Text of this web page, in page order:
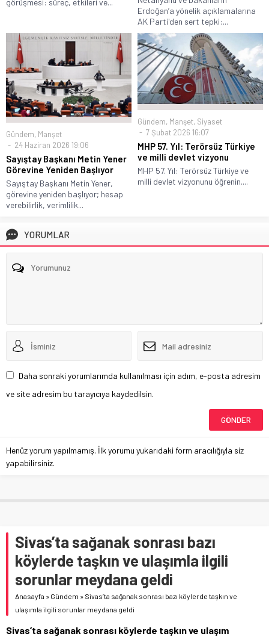
görüşmesi: süreç, etkileri ve...
Erdoğan’a yönelik açıklamalarına
AK Parti'den sert tepki:...
Gündem, Manşet
24 Haziran 2026 19:06
Sayıştay Başkanı Metin Yener
Görevine Yeniden Başlıyor
Sayıştay Başkanı Metin Yener,
görevine yeniden başlıyor; hesap
verebilirlik, verimlilik...
Gündem, Manşet, Siyaset
7 Şubat 2026 16:07
MHP 57. Yıl: Terörsüz Türkiye
ve milli devlet vizyonu
MHP 57. Yıl: Terörsüz Türkiye ve
milli devlet vizyonunu öğrenin....
YORUMLAR
Daha sonraki yorumlarımda kullanılması için adım, e-posta adresim
ve site adresim bu tarayıcıya kaydedilsin.
Henüz yorum yapılmamış. İlk yorumu yukarıdaki form aracılığıyla siz
yapabilirsiniz.
Sivas’ta sağanak sonrası bazı
köylerde taşkın ve ulaşımla ilgili
sorunlar meydana geldi
Anasayfa » Gündem » Sivas’ta sağanak sonrası bazı köylerde taşkın ve
ulaşımla ilgili sorunlar meydana geldi
Sivas’ta sağanak sonrası köylerde taşkın ve ulaşım